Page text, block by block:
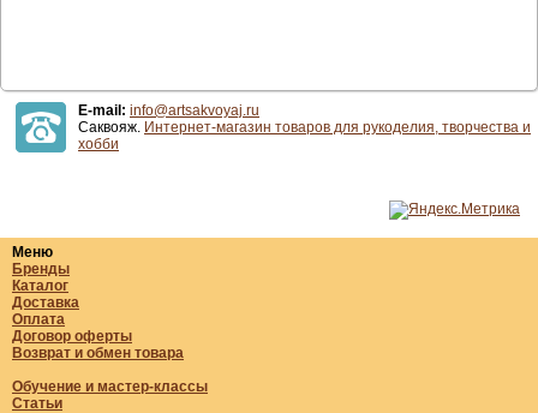
E-mail: info@artsakvoyaj.ru
Саквояж. Интернет-магазин товаров для рукоделия, творчества и
хобби
Меню
Бренды
Каталог
Доставка
Оплата
Договор оферты
Возврат и обмен товара
Обучение и мастер-классы
Статьи